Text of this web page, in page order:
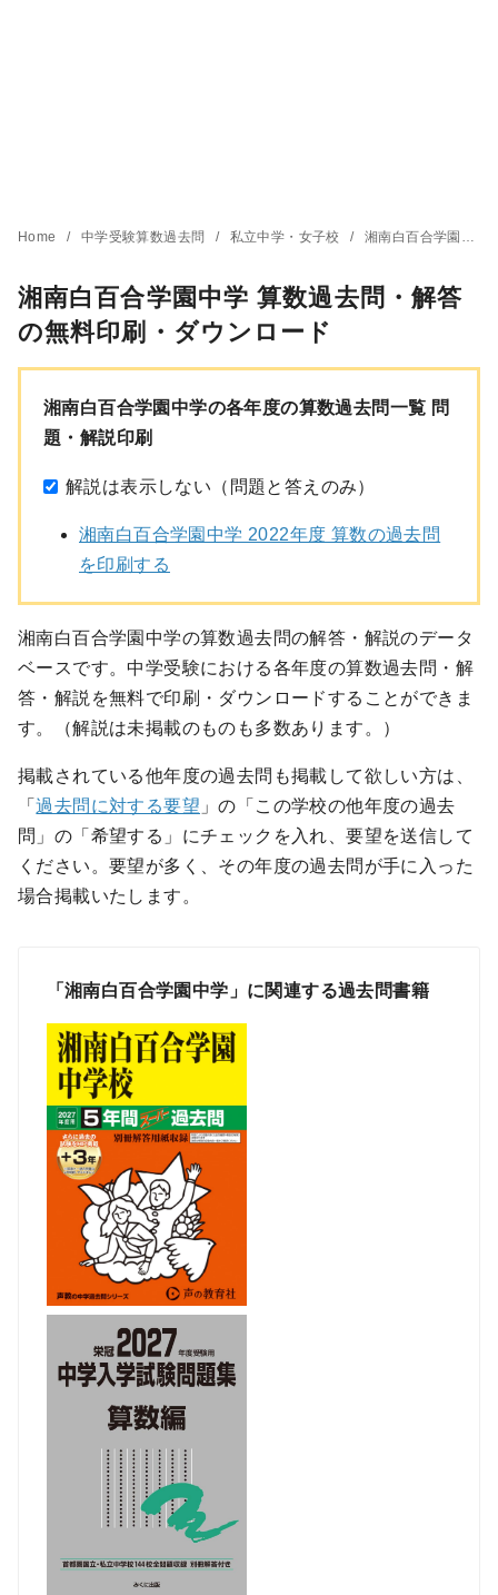
Home 中学受験算数過去問 私立中学・女子校 湘南白百合学園中学
湘南白百合学園中学 算数過去問・解答
の無料印刷・ダウンロード
湘南白百合学園中学の各年度の算数過去問一覧 問
題・解説印刷
解説は表示しない（問題と答えのみ）
湘南白百合学園中学 2022年度 算数の過去問
を印刷する
湘南白百合学園中学の算数過去問の解答・解説のデータ
ベースです。中学受験における各年度の算数過去問・解
答・解説を無料で印刷・ダウンロードすることができま
す。（解説は未掲載のものも多数あります。）
掲載されている他年度の過去問も掲載して欲しい方は、
「過去問に対する要望 」の「この学校の他年度の過去
問」の「希望する」にチェックを入れ、要望を送信して
ください。要望が多く、その年度の過去問が手に入った
場合掲載いたします。
「湘南白百合学園中学」に関連する過去問書籍